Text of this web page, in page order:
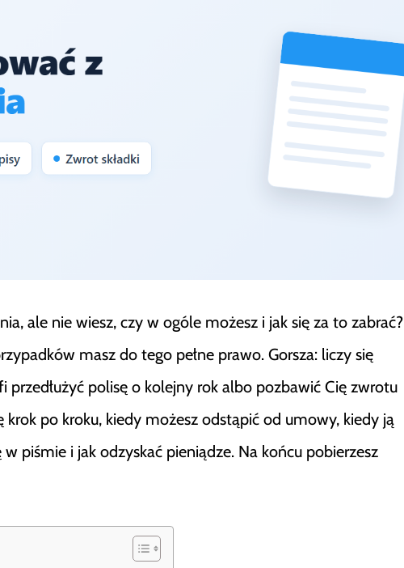
ale nie wiesz, czy w ogóle możesz i jak się za to zabrać?
masz do tego pełne prawo. Gorsza: liczy się
przedłużyć polisę o kolejny rok albo pozbawić Cię zwrotu
krok po kroku, kiedy możesz odstąpić od umowy, kiedy ją
piśmie i jak odzyskać pieniądze. Na końcu pobierzesz